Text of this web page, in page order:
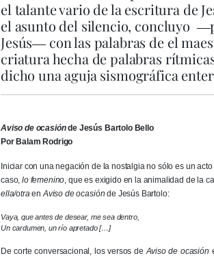
el talante vario de la escritura de
el asunto del silencio, concluyo
Jesús― con las palabras de el
criatura hecha de palabras
dicho una aguja sismográfica
Aviso de ocasiónde Jesús Bartolo Bello
Por Balam Rodrigo
Iniciar con una negación de la nostalgia no sólo es un
caso,lo femenino, que es exigido en la animalidad de la
ella/otraenAviso de ocasiónde Jesús Bartolo:
Vaya, que antes de desear, me sea dentro,
Un cardumen, un río apretado […]
De corte conversacional, los versos deAviso de ocasión